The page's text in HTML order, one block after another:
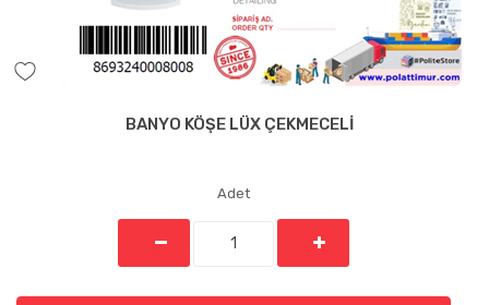
BANYO KÖŞE LÜX ÇEKMECELİ
Adet